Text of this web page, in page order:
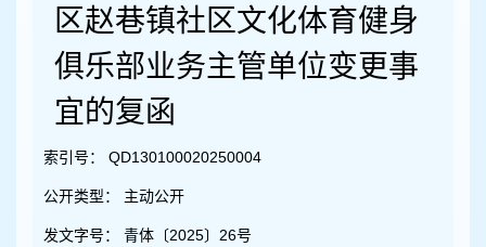
区赵巷镇社区文化体育健身
俱乐部业务主管单位变更事
宜的复函
索引号： QD130100020250004
公开类型： 主动公开
发文字号： 青体〔2025〕26号